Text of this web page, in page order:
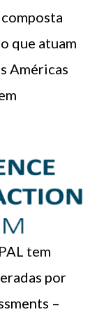
que atuam
Américas
tem
por
–